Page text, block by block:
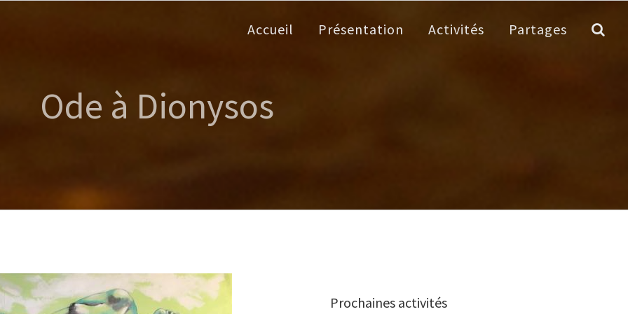
Accueil Présentation Activités Partages
Ode à Dionysos
Prochaines activités